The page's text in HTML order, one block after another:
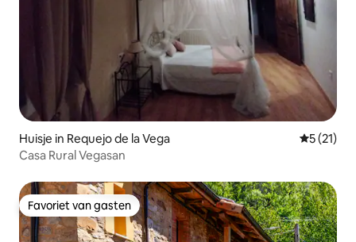
Huisje in Requejo de la Vega
5 (21)
Casa Rural Vegasan
Favoriet van gasten
Favoriet van gasten